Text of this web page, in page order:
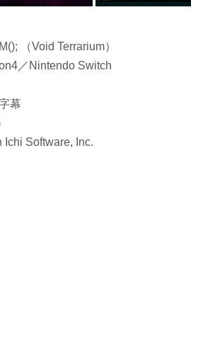
（Void Terrarium）
／Nintendo Switch
幕
Software, Inc.